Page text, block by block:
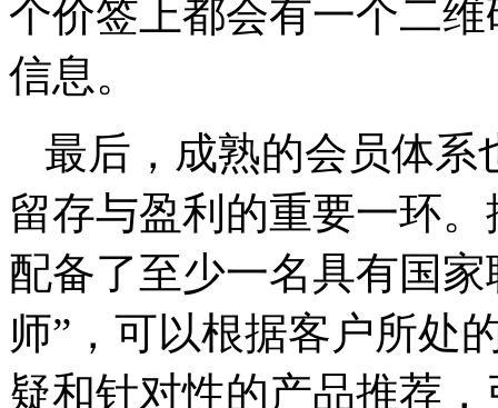
个价签上都会有一个二
信息。
最后，成熟的会员体系
留存与盈利的重要一环
配备了至少一名具有国
师”，可以根据客户所处
疑和针对性的产品推荐